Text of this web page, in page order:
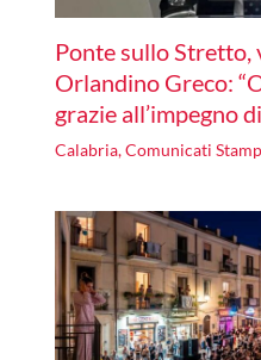
Ponte sullo Stretto,
Orlandino Greco:
grazie all’impegno
Calabria,Comunicati